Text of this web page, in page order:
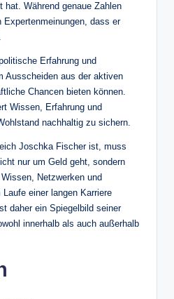
hat. Während genaue Zahlen
dass er
Erfahrung und
Ausscheiden aus der aktiven
Chancen bieten können.
Wissen, Erfahrung und
nachhaltig zu sichern.
Joschka Fischer ist, muss
nur um Geld geht, sondern
Netzwerken und
einer langen Karriere
daher ein Spiegelbild seiner
innerhalb als auch außerhalb